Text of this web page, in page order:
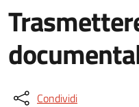
Condividi